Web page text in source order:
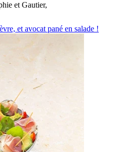
et Gautier,
et avocat pané en salade !